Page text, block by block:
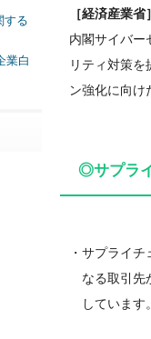
［経済産業
内閣サイバー
リティ対策
ン強化に向け
◎サプラ
・サプライ
なる取引先
しています。
する
業白